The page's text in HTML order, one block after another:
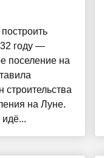
году —
поселение на
на Луне.
идё...